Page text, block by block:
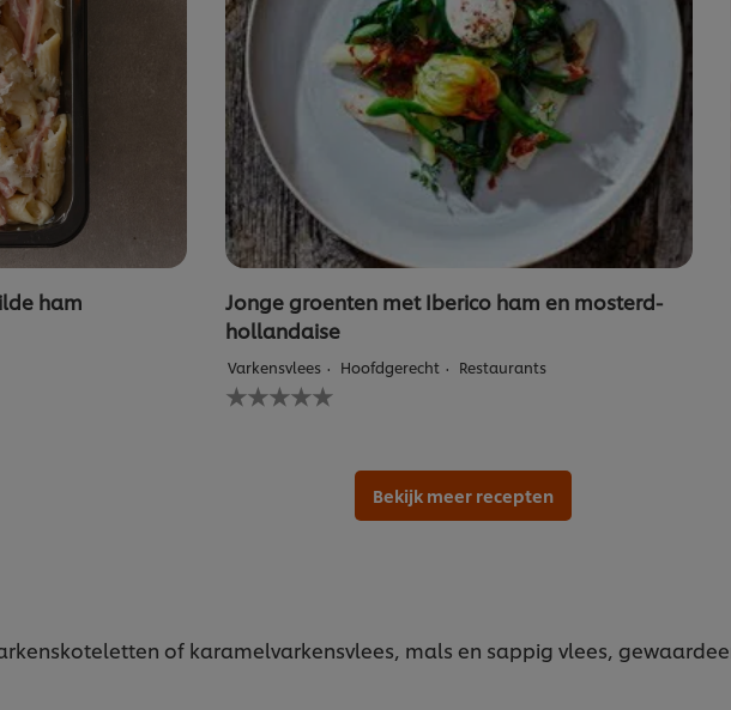
ham
Jonge groenten met Iberico ham en mosterd-
hollandaise
Varkensvlees Hoofdgerecht Restaurants
Geen
beoordelingen
Bekijk meer recepten
of karamelvarkensvlees, mals en sappig vlees,